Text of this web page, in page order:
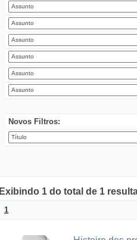
Novos Filtros:
Exibindo 1 do total de 1
1